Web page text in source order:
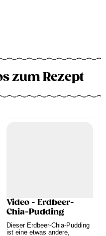
zum Rezept
Video - Erdbeer-
Chia-Pudding
Dieser Erdbeer-Chia-Pudding
ist eine etwas andere,